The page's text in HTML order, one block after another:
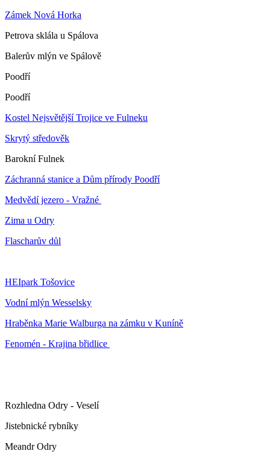
Zámek Nová Horka
Petrova sklála u Spálova
Balerův mlýn ve Spálově
Poodří
Poodří
Kostel Nejsvětější Trojice ve Fulneku
Skrytý středověk
Barokní Fulnek
Záchranná stanice a Dům přírody Poodří
Medvědí jezero - Vražné
Zima u Odry
Flascharův důl
HEIpark Tošovice
Vodní mlýn Wesselsky
Hraběnka Marie Walburga na zámku v Kuníně
Fenomén - Krajina břidlice
Rozhledna Odry - Veselí
Jistebnické rybníky
Meandr Odry